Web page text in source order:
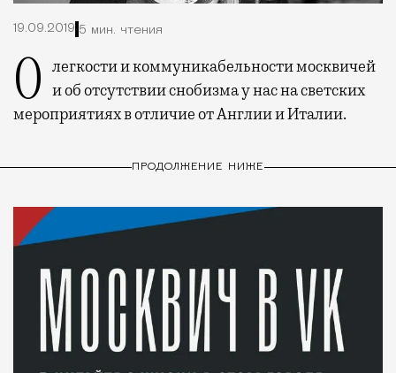
19.09.2019 5 мин. чтения
О легкости и коммуникабельности москвичей и об отсутствии снобизма у нас на светских
мероприятиях в отличие от Англии и Италии.
ПРОДОЛЖЕНИЕ НИЖЕ